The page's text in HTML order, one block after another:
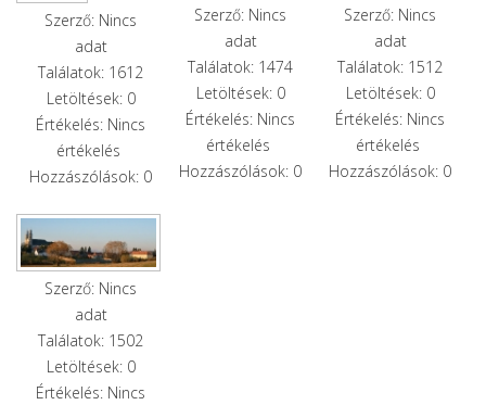
Szerző: Nincs
adat
Találatok: 1612
Letöltések: 0
Értékelés: Nincs
értékelés
Hozzászólások: 0
Szerző: Nincs
adat
Találatok: 1474
Letöltések: 0
Értékelés: Nincs
értékelés
Hozzászólások: 0
Szerző: Nincs
adat
Találatok: 1512
Letöltések: 0
Értékelés: Nincs
értékelés
Hozzászólások: 0
Szerző: Nincs
adat
Találatok: 1502
Letöltések: 0
Értékelés: Nincs